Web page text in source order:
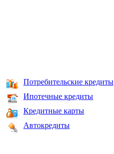
Потребительские кредиты
Ипотечные кредиты
Кредитные карты
Автокредиты